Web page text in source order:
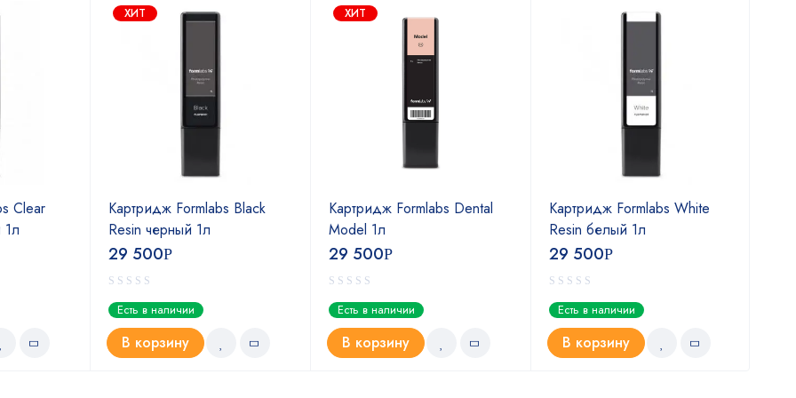
Clear
1л
ХИТ
Картридж Formlabs Black
Resin черный 1л
29 500Р
Есть в наличии
В корзину
ХИТ
Картридж Formlabs Dental
Model 1л
29 500Р
Есть в наличии
В корзину
Картридж Formlabs White
Resin белый 1л
29 500Р
Есть в наличии
В корзину